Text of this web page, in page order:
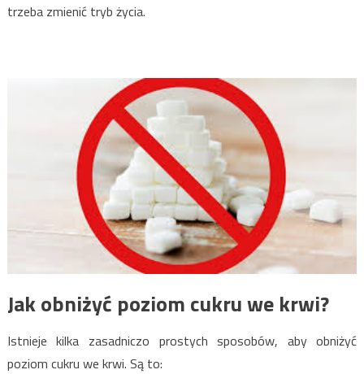
trzeba zmienić tryb życia.
Jak obniżyć poziom cukru we krwi?
Istnieje kilka zasadniczo prostych sposobów, aby obniżyć
poziom cukru we krwi. Są to: